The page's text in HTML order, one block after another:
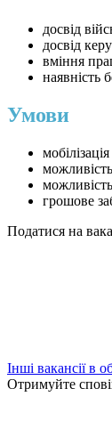
досвід
досвід
вміння
наявність
Умови
грошове
Податися на
Інші вакансії в
Отримуйте